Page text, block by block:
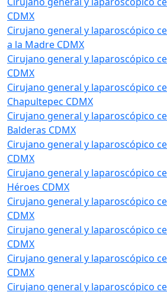
CDMX
Cirujano general y laparoscópico
a la Madre CDMX
Cirujano general y laparoscópico
CDMX
Cirujano general y laparoscópico
Chapultepec CDMX
Cirujano general y laparoscópico
Balderas CDMX
Cirujano general y laparoscópico
CDMX
Cirujano general y laparoscópico
Héroes CDMX
Cirujano general y laparoscópico
CDMX
Cirujano general y laparoscópico
CDMX
Cirujano general y laparoscópico
CDMX
Cirujano general y laparoscópico